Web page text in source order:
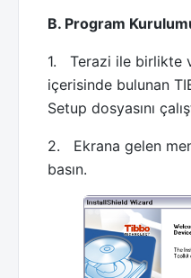
B. Program
1. Terazi ile birlikte
içerisinde bulunan
Setup dosyasını
2. Ekrana gelen
basın.